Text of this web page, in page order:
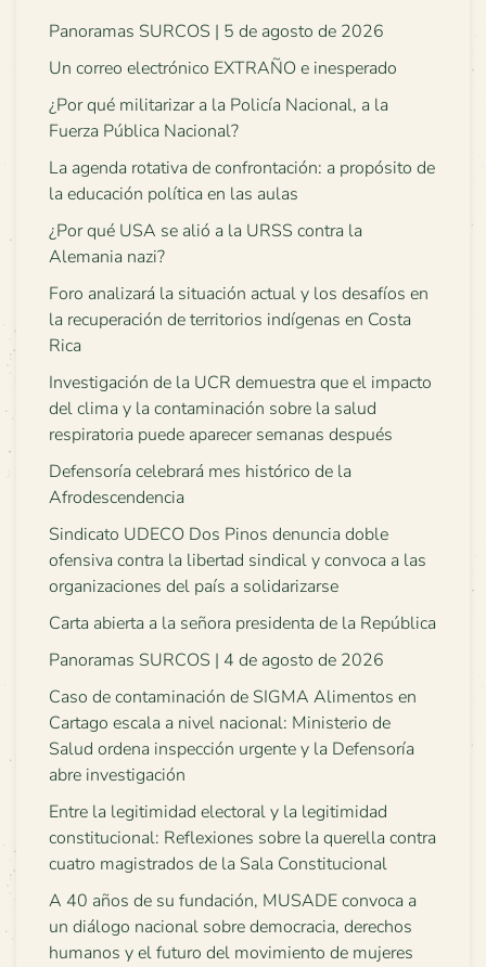
Panoramas SURCOS | 5 de agosto de 2026
Un correo electrónico EXTRAÑO e inesperado
¿Por qué militarizar a la Policía Nacional, a la
Fuerza Pública Nacional?
La agenda rotativa de confrontación: a propósito de
la educación política en las aulas
¿Por qué USA se alió a la URSS contra la
Alemania nazi?
Foro analizará la situación actual y los desafíos en
la recuperación de territorios indígenas en Costa
Rica
Investigación de la UCR demuestra que el impacto
del clima y la contaminación sobre la salud
respiratoria puede aparecer semanas después
Defensoría celebrará mes histórico de la
Afrodescendencia
Sindicato UDECO Dos Pinos denuncia doble
ofensiva contra la libertad sindical y convoca a las
organizaciones del país a solidarizarse
Carta abierta a la señora presidenta de la República
Panoramas SURCOS | 4 de agosto de 2026
Caso de contaminación de SIGMA Alimentos en
Cartago escala a nivel nacional: Ministerio de
Salud ordena inspección urgente y la Defensoría
abre investigación
Entre la legitimidad electoral y la legitimidad
constitucional: Reflexiones sobre la querella contra
cuatro magistrados de la Sala Constitucional
A 40 años de su fundación, MUSADE convoca a
un diálogo nacional sobre democracia, derechos
humanos y el futuro del movimiento de mujeres